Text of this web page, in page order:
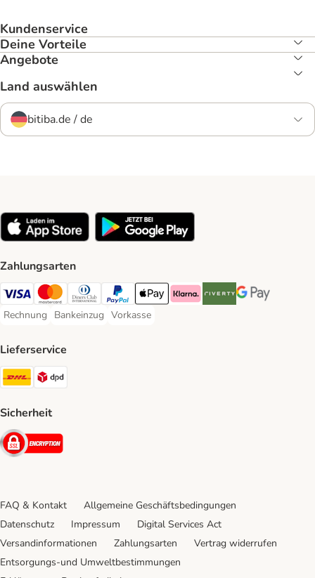
Kundenservice
Deine Vorteile
Angebote
Land auswählen
bitiba.de / de
Zahlungsarten
Visa Payment Method
Mastercard Payment Method
Diners Club Payment Method
PayPal Payment Method
Apple Pay Payment Method
Klarna Payment Method
Riverty Payment Method
Google Pay
Rechnung
Rechnung Payment Method
Bankeinzug
Bankeinzug Payment Method
Vorkasse
Vorkasse Payment Method
Lieferservice
DHL Shipping Method
Sicherheit
Security
FAQ & Kontakt
Allgemeine Geschäftsbedingungen
Datenschutz
Impressum
Digital Services Act
Versandinformationen
Zahlungsarten
Vertrag widerrufen
Entsorgungs-und Umweltbestimmungen